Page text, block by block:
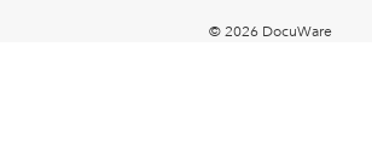
© 2026 DocuWare